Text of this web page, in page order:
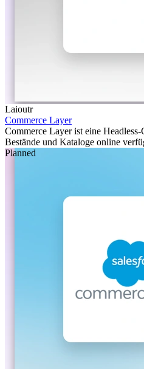
Laioutr
Commerce Layer
Commerce Layer ist eine
Bestände und Kataloge online
Planned